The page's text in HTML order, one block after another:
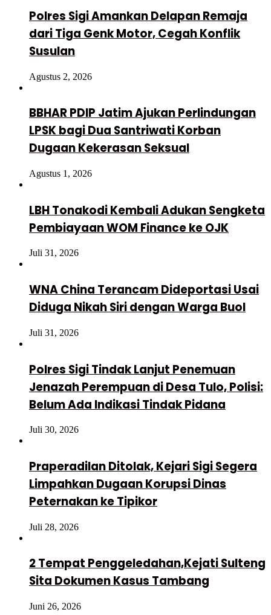
Polres Sigi Amankan Delapan Remaja
dari Tiga Genk Motor, Cegah Konflik
Susulan
Agustus 2, 2026
BBHAR PDIP Jatim Ajukan Perlindungan
LPSK bagi Dua Santriwati Korban
Dugaan Kekerasan Seksual
Agustus 1, 2026
LBH Tonakodi Kembali Adukan Sengketa
Pembiayaan WOM Finance ke OJK
Juli 31, 2026
WNA China Terancam Dideportasi Usai
Diduga Nikah Siri dengan Warga Buol
Juli 31, 2026
Polres Sigi Tindak Lanjut Penemuan
Jenazah Perempuan di Desa Tulo, Polisi:
Belum Ada Indikasi Tindak Pidana
Juli 30, 2026
Praperadilan Ditolak, Kejari Sigi Segera
Limpahkan Dugaan Korupsi Dinas
Peternakan ke Tipikor
Juli 28, 2026
2 Tempat Penggeledahan,Kejati Sulteng
Sita Dokumen Kasus Tambang
Juni 26, 2026